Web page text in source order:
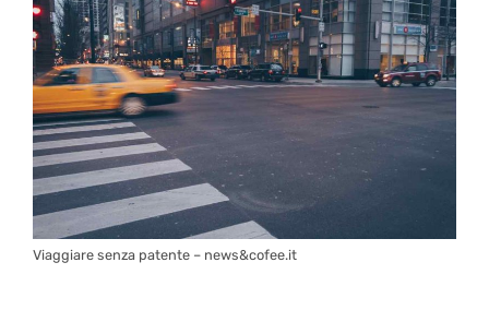
Viaggiare senza patente – news&cofee.it